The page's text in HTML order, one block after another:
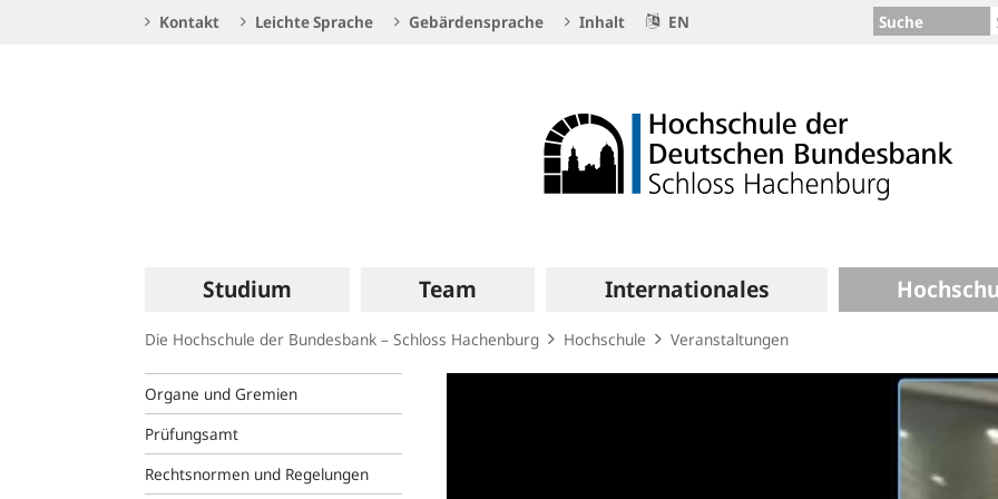
Kontakt Leichte Sprache Gebärdensprache Inhalt EN Suche
Hauptnavigation
Studium Team Internationales
Die Hochschule der Bundesbank – Schloss Hachenburg Hochschule Veranstaltungen
Organe und Gremien
Prüfungsamt
Rechtsnormen und Regelungen